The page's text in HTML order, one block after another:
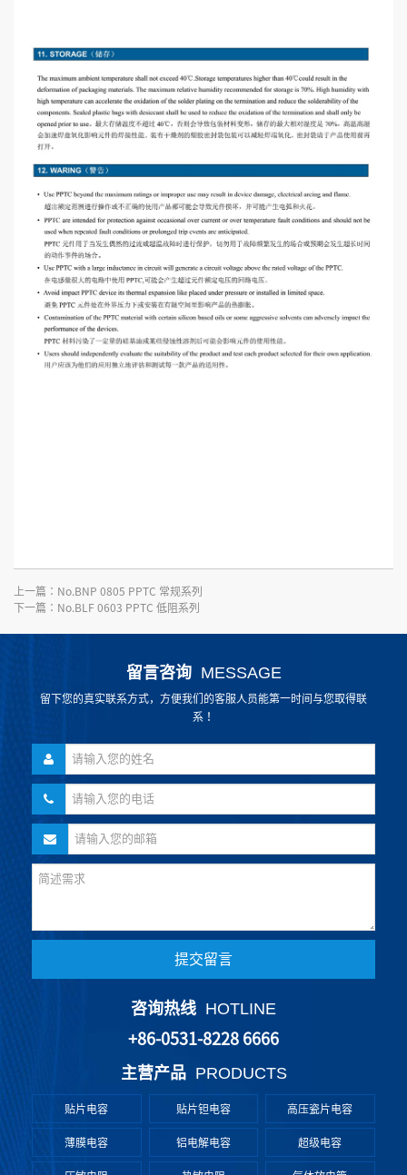
上一篇： No.BNP 0805 PPTC 常规系列
下一篇： No.BLF 0603 PPTC 低阻系列
留言咨询 MESSAGE
留下您的真实联系方式，方便我们的客服人员能第一时间与您取得联
系！
提交留言
咨询热线 HOTLINE
+86-0531-8228 6666
主营产品 PRODUCTS
贴片电容 贴片钽电容 高压瓷片电容
薄膜电容 铝电解电容 超级电容